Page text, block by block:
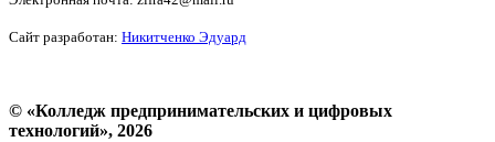
Сайт разработан: Никитченко Эдуард
© «Колледж предпринимательских и цифровых
технологий», 2026